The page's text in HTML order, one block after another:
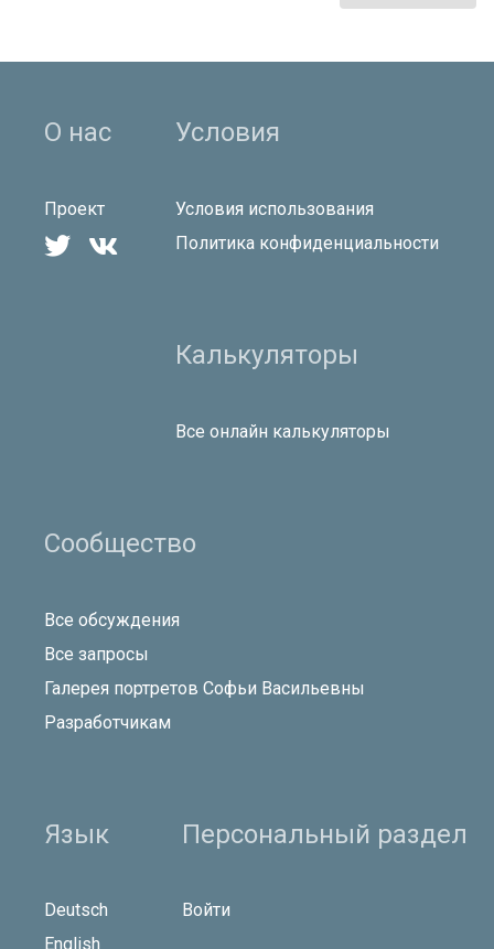
О нас
Проект
 
Условия
Условия использования
Политика конфиденциальности
Калькуляторы
Все онлайн калькуляторы
Сообщество
Все обсуждения
Все запросы
Галерея портретов Софьи Васильевны
Разработчикам
Язык
Deutsch
English
Персональный раздел
Войти